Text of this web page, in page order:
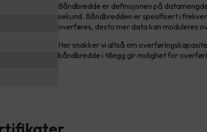
Båndbredde er definisjonen på
sekund. Båndbredden er spesifisert i
overføres, desto mer data kan moduleres
Her snakker vi altså om
båndbredde i tillegg gir mulighet for